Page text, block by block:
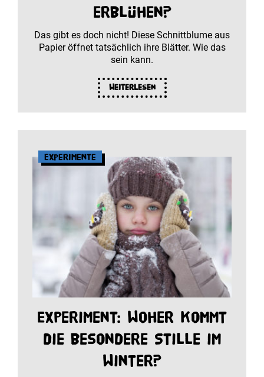
erblühen?
Das gibt es doch nicht! Diese Schnittblume aus
Papier öffnet tatsächlich ihre Blätter. Wie das
sein kann.
Weiterlesen
Experimente
Experiment: Woher kommt
die besondere Stille im
Winter?